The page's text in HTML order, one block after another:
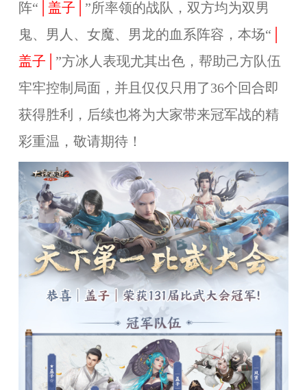
阵“ │盖子│ ”所率领的战队，双方均为双男
鬼、男人、女魔、男龙的血系阵容，本场“
盖子│ ”方冰人表现尤其出色，帮助己方队伍
牢牢控制局面，并且仅仅只用了36个回合即
获得胜利，后续也将为大家带来冠军战的精
彩重温，敬请期待！